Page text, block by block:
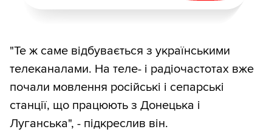
"Те ж саме відбувається з українськими
телеканалами. На теле- і радіочастотах вже
почали мовлення російські і сепарські
станції, що працюють з Донецька і
Луганська", - підкреслив він.